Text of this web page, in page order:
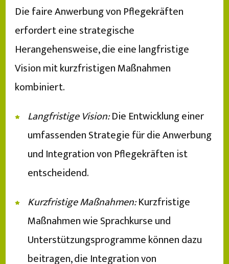
Die faire Anwerbung von Pflegekräften
erfordert eine strategische
Herangehensweise, die eine langfristige
Vision mit kurzfristigen Maßnahmen
kombiniert.
Langfristige Vision:Die Entwicklung einer
umfassenden Strategie für die Anwerbung
und Integration von Pflegekräften ist
entscheidend.
Kurzfristige Maßnahmen:Kurzfristige
Maßnahmen wie Sprachkurse und
Unterstützungsprogramme können dazu
beitragen, die Integration von